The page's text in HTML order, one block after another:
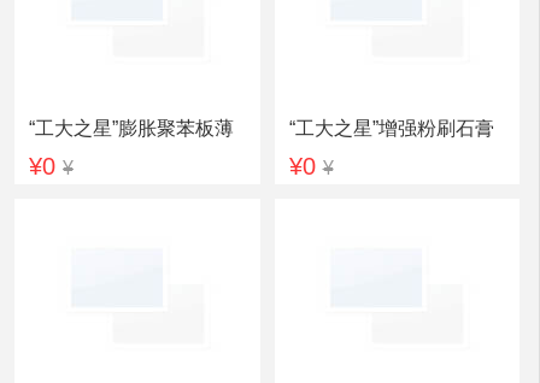
“工大之星”膨胀聚苯板薄
抹灰外墙外保温系统
¥0 ¥
“工大之星”增强粉刷石膏
聚苯板外墙内保温系统
¥0¥